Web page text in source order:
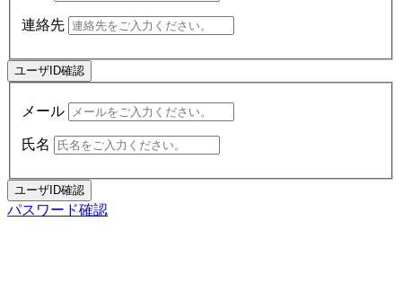
連絡先
ユーザID確認
メール
氏名
ユーザID確認
パスワード確認